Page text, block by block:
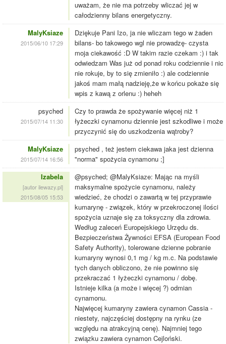
uważam, że nie ma potrzeby wliczać jej w
całodzienny bilans energetyczny.
MalyKsiaze
2015/06/10 17:29
Dziękuje Pani Izo, ja nie wliczam tego w żaden
bilans- bo takowego wgl nie prowadzę- czysta
moja ciekawość :D W takim razie czekam :) i tak
odwiedzam Was już od ponad roku codziennie i nic
nie rokuje, by to się zmieniło :) ale codziennie
jakoś mam małą nadzieję,że w końcu pokaże się
wpis z kawą z orlenu :) heheh
psyched
2015/07/14 11:30
Czy to prawda że spożywanie więcej niż 1
łyżeczki cynamonu dziennie jest szkodliwe i może
przyczynić się do uszkodzenia wątroby?
MalyKsiaze
2015/07/14 16:56
psyched , też jestem ciekawa jaka jest dzienna
"norma" spożycia cynamonu ;]
Izabela
[autor ilewazy.pl]
2015/08/05 15:53
@psyched; @MalyKsiaze: Mając na myśli
maksymalne spożycie cynamonu, należy
wiedzieć, że chodzi o zawartą w tej przyprawie
kumarynę - związek, który w przekroczonej ilości
spożycia uznaje się za toksyczny dla zdrowia.
Według zaleceń Europejskiego Urzędu ds.
Bezpieczeństwa Żywności EFSA (European Food
Safety Authority), tolerowane dzienne pobranie
kumaryny wynosi 0,1 mg / kg m.c. Na podstawie
tych danych obliczono, że nie powinno się
przekraczać 1 łyżeczki cynamonu / dobę.
Istnieje kilka (a może i więcej ?) odmian
cynamonu.
Najwięcej kumaryny zawiera cynamon Cassia -
niestety, najczęściej dostępny na rynku (ze
względu na atrakcyjną cenę). Najmniej tego
związku zawiera cynamon Cejloński.